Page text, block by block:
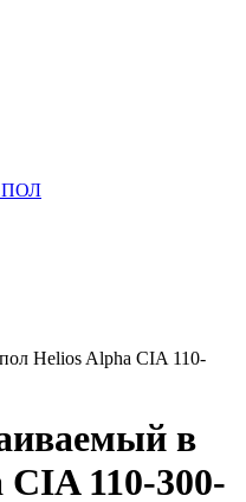
Helios Alpha CIA 110-
в
110-300-